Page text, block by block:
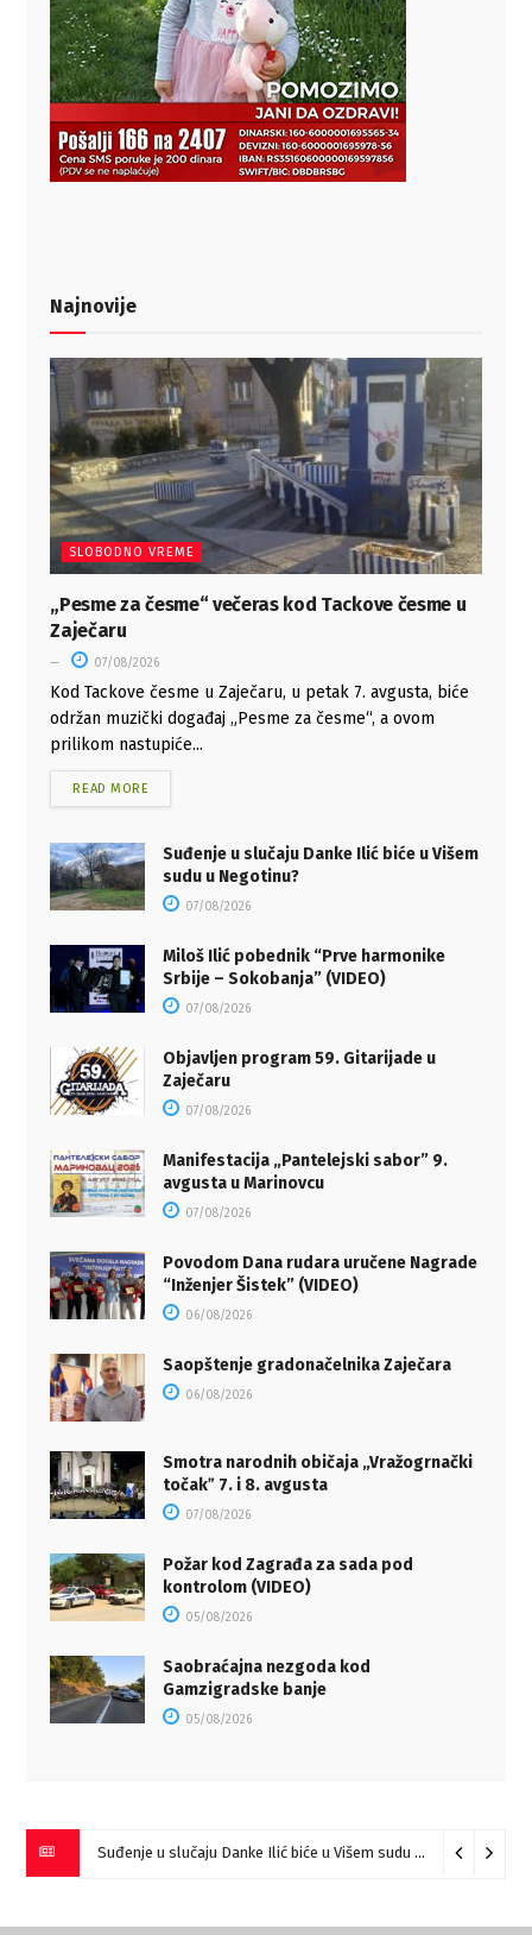
Najnovije
SLOBODNO VREME
„Pesme za česme“ večeras kod Tackove česme u
Zaječaru
07/08/2026
Kod Tackove česme u Zaječaru, u petak 7. avgusta, biće
održan muzički događaj „Pesme za česme“, a ovom
prilikom nastupiće...
READ MORE
Suđenje u slučaju Danke Ilić biće u Višem
sudu u Negotinu?
07/08/2026
Miloš Ilić pobednik “Prve harmonike
Srbije – Sokobanja” (VIDEO)
07/08/2026
Objavljen program 59. Gitarijade u
Zaječaru
07/08/2026
Manifestacija „Pantelejski sabor” 9.
avgusta u Marinovcu
07/08/2026
Povodom Dana rudara uručene Nagrade
“Inženjer Šistek” (VIDEO)
06/08/2026
Saopštenje gradonačelnika Zaječara
06/08/2026
Smotra narodnih običaja „Vražogrnački
točakˮ 7. i 8. avgusta
07/08/2026
Požar kod Zagrađa za sada pod
kontrolom (VIDEO)
05/08/2026
Saobraćajna nezgoda kod
Gamzigradske banje
05/08/2026
Suđenje u slučaju Danke Ilić biće u Višem sudu u Negotinu?